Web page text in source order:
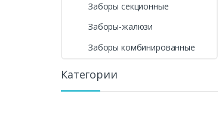
Заборы секционные
Заборы-жалюзи
Заборы комбинированные
Категории